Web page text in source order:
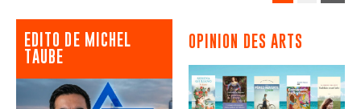
EDITO DE MICHEL
TAUBE
OPINION DES ARTS